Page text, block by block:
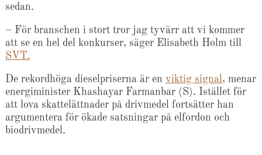
sedan.
– För branschen i stort tror jag tyvärr att vi kommer
att se en hel del konkurser, säger Elisabeth Holm till
SVT.
De rekordhöga dieselpriserna är en viktig signal, menar
energiminister Khashayar Farmanbar (S). Istället för
att lova skattelättnader på drivmedel fortsätter han
argumentera för ökade satsningar på elfordon och
biodrivmedel.